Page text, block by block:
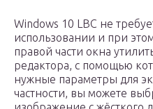
Windows 10 LBC не
использовании и при
правой части окна
редактора, с помощью
нужные параметры для
частности, вы можете